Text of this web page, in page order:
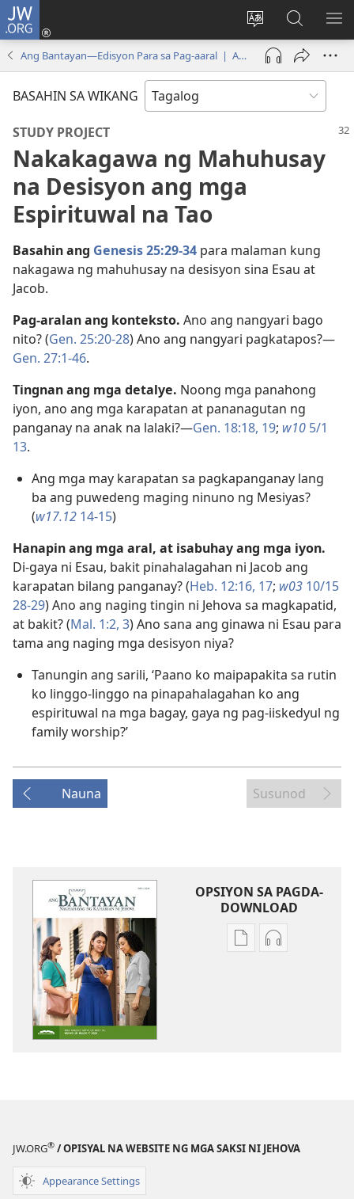
JW.ORG
Baguhin
ang
wika
ng
Mag-
log
bubukas
sa
JW.ORG
Ang Bantayan—Edisyon Para sa Pag-aaral | Abril 2024
BASAHIN SA WIKANG
STUDY PROJECT
Nakakagawa ng Mahuhusay
na Desisyon ang mga
Espirituwal na Tao
Basahin ang Genesis 25:29-34 para malaman kung
nakagawa ng mahuhusay na desisyon sina Esau at
Jacob.
Pag-aralan ang konteksto. Ano ang nangyari bago
nito? (Gen. 25:20-28) Ano ang nangyari pagkatapos?​—
Gen. 27:1-46.
Tingnan ang mga detalye. Noong mga panahong
iyon, ano ang mga karapatan at pananagutan ng
panganay na anak na lalaki?​—Gen. 18:18, 19; w10 5/1
13.
Ang mga may karapatan sa pagkapanganay lang
ba ang puwedeng maging ninuno ng Mesiyas?
(w17.12 14-15)
Hanapin ang mga aral, at isabuhay ang mga iyon.
Di-gaya ni Esau, bakit pinahalagahan ni Jacob ang
karapatan bilang panganay? (Heb. 12:16, 17; w03 10/15
28-29) Ano ang naging tingin ni Jehova sa magkapatid,
at bakit? (Mal. 1:2, 3) Ano sana ang ginawa ni Esau para
tama ang naging mga desisyon niya?
Tanungin ang sarili, ‘Paano ko maipapakita sa rutin
ko linggo-linggo na pinapahalagahan ko ang
espirituwal na mga bagay, gaya ng pag-iiskedyul ng
family worship?’
Nauna Susunod
OPSIYON SA PAGDA-
DOWNLOAD
Opsiyon
SA
Opsiyon
SA
JW.ORG® / OPISYAL NA WEBSITE NG MGA SAKSI NI JEHOVA
Appearance Settings